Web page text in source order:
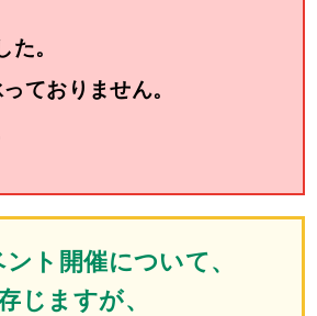
。
ておりません。
ト開催について、
じますが、